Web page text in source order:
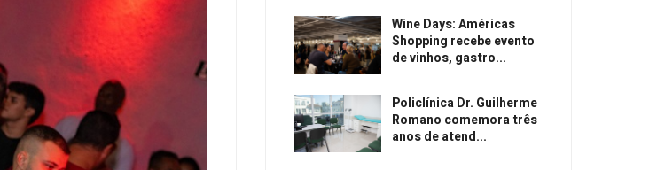
Wine Days: Américas
Shopping recebe evento
de vinhos, gastro...
Policlínica Dr. Guilherme
Romano comemora três
anos de atend...